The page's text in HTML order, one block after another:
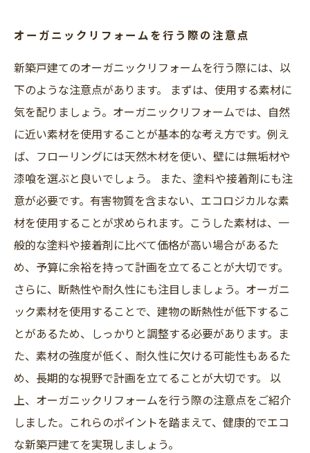
オーガニックリフォームを行う際の注意点
新築戸建てのオーガニックリフォームを行う際には、以
下のような注意点があります。 まずは、使用する素材に
気を配りましょう。オーガニックリフォームでは、自然
に近い素材を使用することが基本的な考え方です。例え
ば、フローリングには天然木材を使い、壁には無垢材や
漆喰を選ぶと良いでしょう。 また、塗料や接着剤にも注
意が必要です。有害物質を含まない、エコロジカルな素
材を使用することが求められます。こうした素材は、一
般的な塗料や接着剤に比べて価格が高い場合があるた
め、予算に余裕を持って計画を立てることが大切です。
さらに、断熱性や耐久性にも注目しましょう。オーガニ
ック素材を使用することで、建物の断熱性が低下するこ
とがあるため、しっかりと調整する必要があります。ま
た、素材の強度が低く、耐久性に欠ける可能性もあるた
め、長期的な視野で計画を立てることが大切です。 以
上、オーガニックリフォームを行う際の注意点をご紹介
しました。これらのポイントを踏まえて、健康的でエコ
な新築戸建てを実現しましょう。